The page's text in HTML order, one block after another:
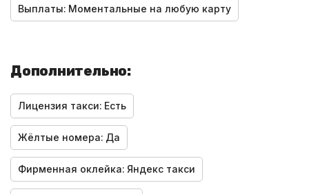
Выплаты: Моментальные на любую карту
Дополнительно:
Лицензия такси: Есть
Жёлтые номера: Да
Фирменная оклейка: Яндекс такси